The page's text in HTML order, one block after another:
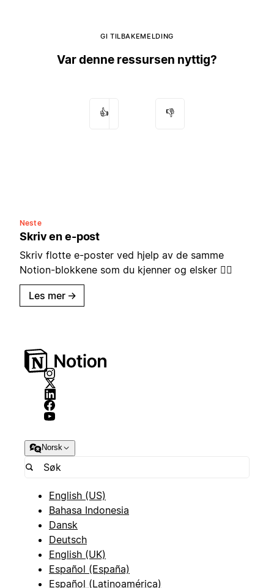
GI TILBAKEMELDING
Var denne ressursen nyttig?
👍 👎
Neste
Skriv en e-post
Skriv flotte e-poster ved hjelp av de samme
Notion-blokkene som du kjenner og elsker ✍🏼
Les mer →
Norsk
English (US)
Bahasa Indonesia
Dansk
Deutsch
English (UK)
Español (España)
Español (Latinoamérica)